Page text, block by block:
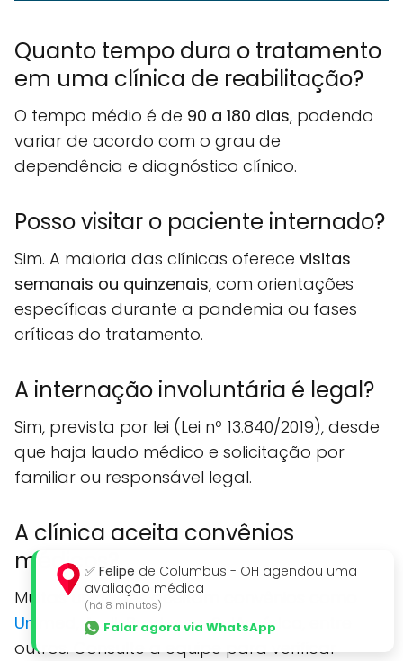
Quanto tempo dura o tratamento
em uma clínica de reabilitação?
O tempo médio é de 90 a 180 dias, podendo
variar de acordo com o grau de
dependência e diagnóstico clínico.
Posso visitar o paciente internado?
Sim. A maioria das clínicas oferece visitas
semanais ou quinzenais, com orientações
específicas durante a pandemia ou fases
críticas do tratamento.
A internação involuntária é legal?
Sim, prevista por lei (Lei nº 13.840/2019), desde
que haja laudo médico e solicitação por
familiar ou responsável legal.
A clínica aceita convênios
médicos?
Muitas unidades aceitam convênios como
Unimed
Amil,Bradesco,SulAmérica
outros. Consulte a equipe para verificar
✅ Felipe de Columbus - OH agendou uma
avaliação médica
(há 8 minutos)
Falar agora via WhatsApp